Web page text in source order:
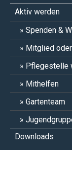
Aktiv werden
Spenden &
Mitglied
Pflegestelle
Mithelfen
Gartenteam
Downloads